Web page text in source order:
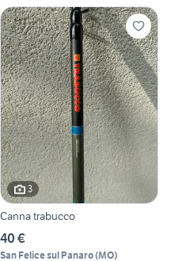
3
Canna trabucco
40 €
San Felice sul Panaro(MO)